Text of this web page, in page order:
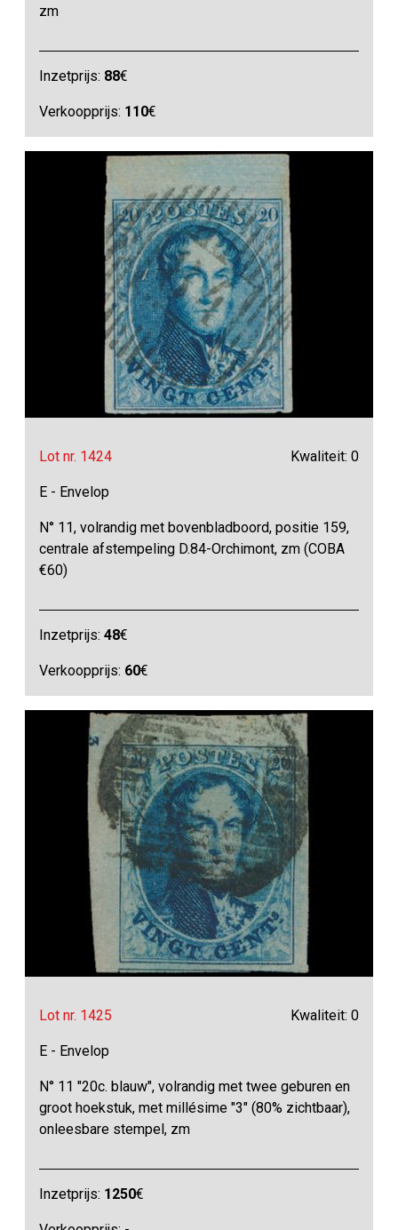
zm
Inzetprijs: 88€
Verkoopprijs: 110€
Lot nr. 1424 Kwaliteit: 0
E - Envelop
N° 11, volrandig met bovenbladboord, positie 159,
centrale afstempeling D.84-Orchimont, zm (COBA
€60)
Inzetprijs:48€
Verkoopprijs: 60€
Lot nr. 1425 Kwaliteit: 0
E - Envelop
N° 11 "20c. blauw", volrandig met twee geburen en
groot hoekstuk, met millésime "3" (80% zichtbaar),
onleesbare stempel, zm
Inzetprijs: 1250€